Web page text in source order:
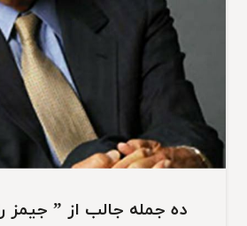
ده جمله جالب از ” جیمز